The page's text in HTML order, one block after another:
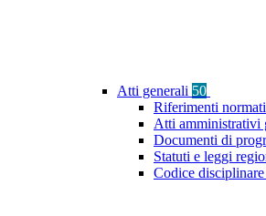
Atti generali 50
Riferimenti
Atti amministrativi
Documenti di
Statuti e leggi
Codice